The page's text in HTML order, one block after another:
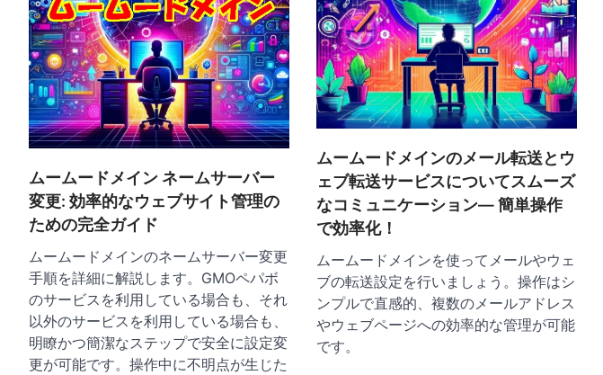
ムームードメイン ネームサーバー
変更: 効率的なウェブサイト管理の
ための完全ガイド
ムームードメインのネームサーバー変更
手順を詳細に解説します。GMOペパボ
のサービスを利用している場合も、それ
以外のサービスを利用している場合も、
明瞭かつ簡潔なステップで安全に設定変
更が可能です。操作中に不明点が生じた
ムームードメインのメール転送とウ
ェブ転送サービスについてスムーズ
なコミュニケーション— 簡単操作
で効率化！
ムームードメインを使ってメールやウェ
ブの転送設定を行いましょう。操作はシ
ンプルで直感的、複数のメールアドレス
やウェブページへの効率的な管理が可能
です。